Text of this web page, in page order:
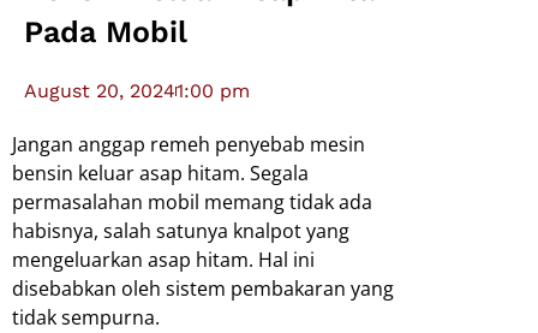
Pada Mobil
August 20, 20241:00 pm
Jangan anggap remeh penyebab mesin
bensin keluar asap hitam. Segala
permasalahan mobil memang tidak ada
habisnya, salah satunya knalpot yang
mengeluarkan asap hitam. Hal ini
disebabkan oleh sistem pembakaran yang
tidak sempurna.